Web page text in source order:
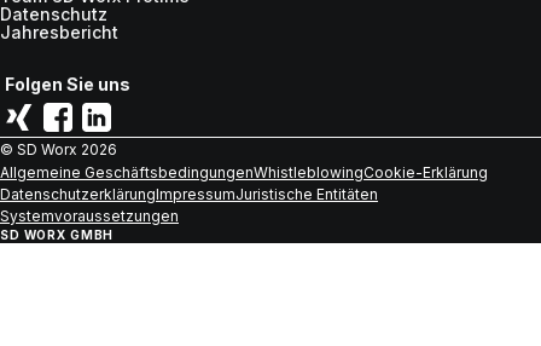
Datenschutz
Jahresbericht
Folgen Sie uns
© SD Worx 2026
Allgemeine GeschäftsbedingungenWhistleblowingCookie-Erklärung
DatenschutzerklärungImpressumJuristische Entitäten
Systemvoraussetzungen
SD WORX GMBH